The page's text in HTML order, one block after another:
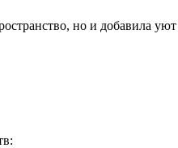
но и добавила уют